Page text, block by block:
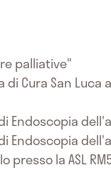
palliative"
Cura San
Endoscopia
Endoscopia
presso la ASL